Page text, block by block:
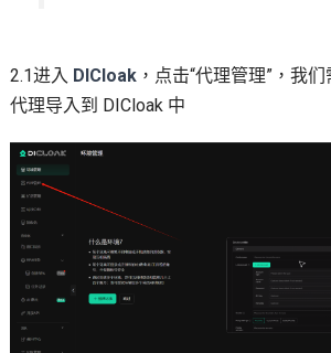
2.1进入 DICloak，点击“代理管理”，我
代理导入到 DICloak 中